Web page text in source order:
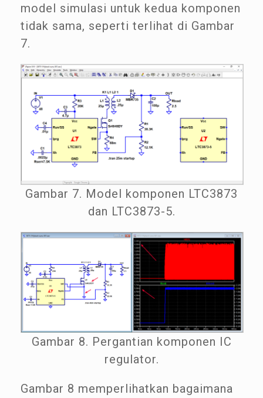
model simulasi untuk kedua komponen
tidak sama, seperti terlihat di Gambar
7.
Gambar 7. Model komponen LTC3873
dan LTC3873-5.
Gambar 8. Pergantian komponen IC
regulator.
Gambar 8 memperlihatkan bagaimana